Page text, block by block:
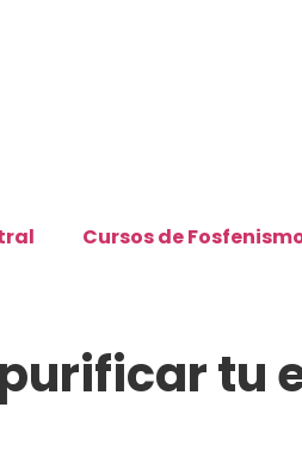
Cursos de
tu